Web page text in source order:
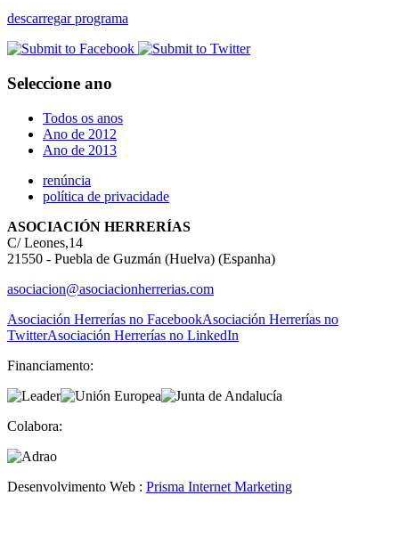
descarregar programa
Seleccione ano
Todos os anos
Ano de 2012
Ano de 2013
renúncia
política de privacidade
ASOCIACIÓN HERRERÍAS
C/ Leones,14
21550 - Puebla de Guzmán (Huelva) (Espanha)
asociacion@asociacionherrerias.com
Asociación Herrerías no FacebookAsociación Herrerías no
TwitterAsociación Herrerías no LinkedIn
Financiamento:
Colabora:
Desenvolvimento Web : Prisma Internet Marketing